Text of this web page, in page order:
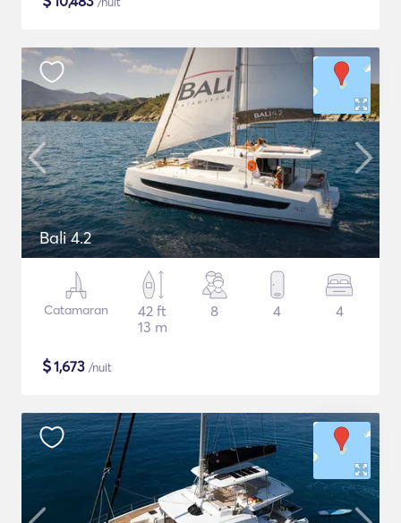
Bali 4.2
Catamaran
42 ft
13 m
8 4 4
$1,673 /nuit